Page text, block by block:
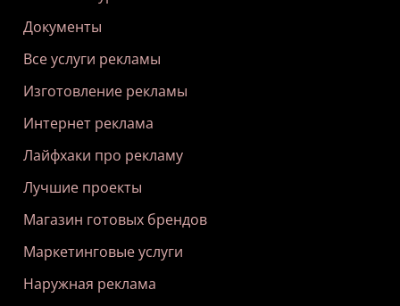
Документы
Все услуги рекламы
Изготовление рекламы
Интернет реклама
Лайфхаки про рекламу
Лучшие проекты
Магазин готовых брендов
Маркетинговые услуги
Наружная реклама